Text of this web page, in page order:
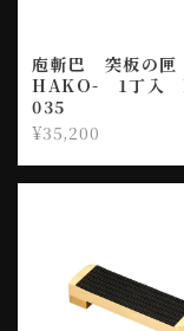
庖斬巴 突板の匣
HAKO- 1丁入
035
¥35,200